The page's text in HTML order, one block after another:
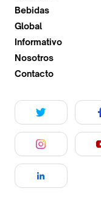
Bebidas
Global
Informativo
Nosotros
Contacto